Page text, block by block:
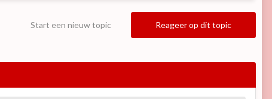
Reageer op dit topic
Start een nieuw topic